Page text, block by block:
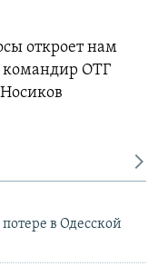
откроет нам
командир ОТГ
в Одесской